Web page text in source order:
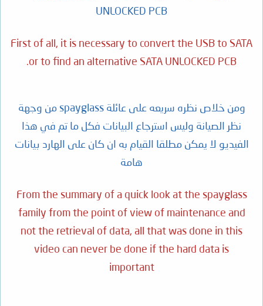
UNLOCKED PCB
First of all, it is necessary to convert the USB to SATA
or to find an alternative SATA UNLOCKED PCB.
ومن خلاص نظره سريعه على عائلة spayglass من وجهة
نظر الصيانة وليس استرجاع البيانات فكل ما تم في هذا
الفيديو لا يمكن مطلقا القيام به ان كان على الهارد بيانات
هامة
From the summary of a quick look at the spayglass
family from the point of view of maintenance and
not the retrieval of data, all that was done in this
video can never be done if the hard data is
important